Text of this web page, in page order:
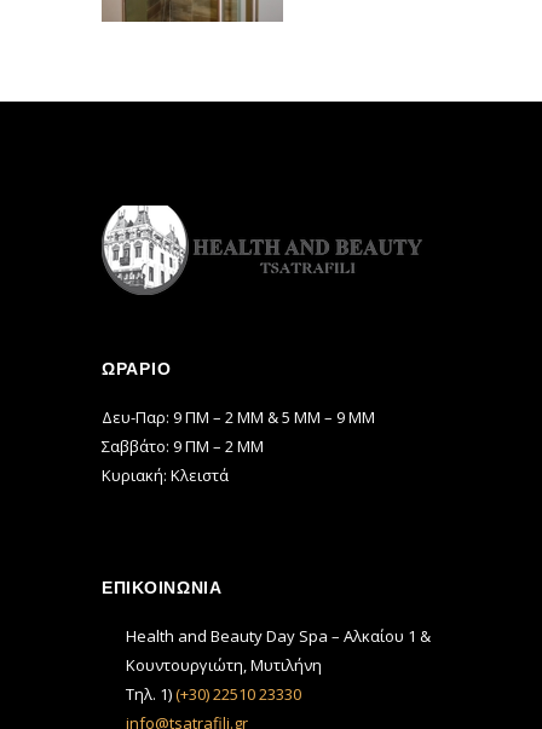
ΩΡΆΡΙΟ
Δευ-Παρ: 9 ΠΜ – 2 ΜΜ & 5 ΜΜ – 9 ΜΜ
Σαββάτο: 9 ΠΜ – 2 ΜΜ
Κυριακή: Κλειστά
ΕΠΙΚΟΙΝΩΝΙΑ
Health and Beauty Day Spa – Αλκαίου 1 &
Κουντουργιώτη, Μυτιλήνη
Τηλ. 1)(+30) 22510 23330
info@tsatrafili.gr